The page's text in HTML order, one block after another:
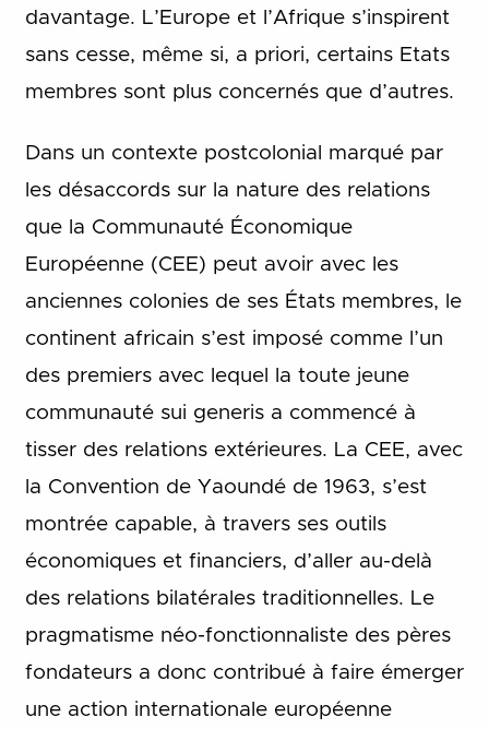
davantage. L’Europe et l’Afrique s’inspirent
sans cesse, même si, a priori, certains Etats
membres sont plus concernés que d’autres.
Dans un contexte postcolonial marqué par
les désaccords sur la nature des relations
que la Communauté Économique
Européenne (CEE) peut avoir avec les
anciennes colonies de ses États membres, le
continent africain s’est imposé comme l’un
des premiers avec lequel la toute jeune
communauté sui generis a commencé à
tisser des relations extérieures. La CEE, avec
la Convention de Yaoundé de 1963, s’est
montrée capable, à travers ses outils
économiques et financiers, d’aller au-delà
des relations bilatérales traditionnelles. Le
pragmatisme néo-fonctionnaliste des pères
fondateurs a donc contribué à faire émerger
une action internationale européenne